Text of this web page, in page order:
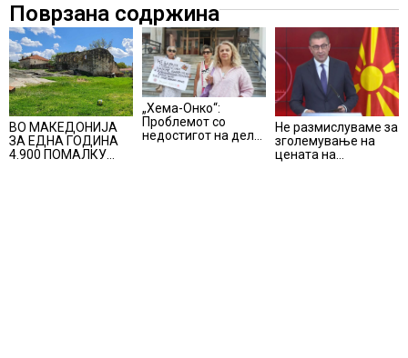
ОДРЖЛИВ ПРОЕКТ?
Поврзана содржина
ВО МАКЕДОНИЈА
ЗА ЕДНА ГОДИНА
4.900 ПОМАЛКУ
„Хема-Онко“:
Проблемот со
недостигот на дел
Не размислуваме за
зголемување на
цената на